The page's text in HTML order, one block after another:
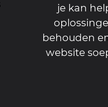
je kan
behouden
website